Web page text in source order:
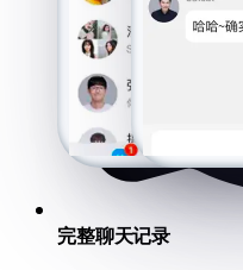
完整聊天记录